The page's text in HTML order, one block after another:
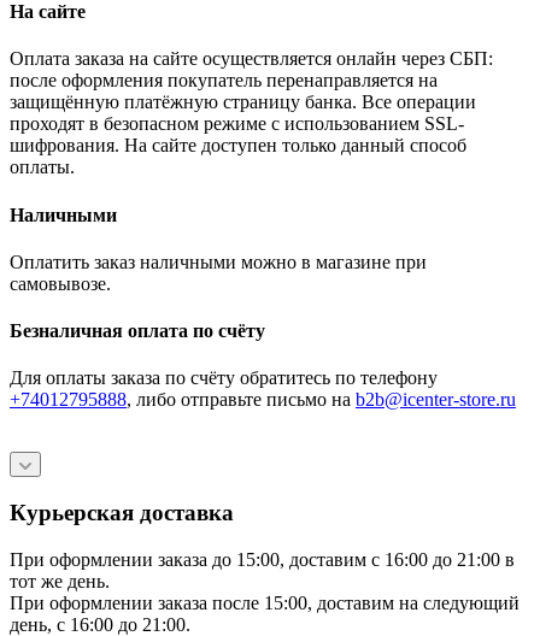
На сайте
Оплата заказа на сайте осуществляется онлайн через СБП:
после оформления покупатель перенаправляется на
защищённую платёжную страницу банка. Все операции
проходят в безопасном режиме с использованием SSL-
шифрования. На сайте доступен только данный способ
оплаты.
Наличными
Оплатить заказ наличными можно в магазине при
самовывозе.
Безналичная оплата по счёту
Для оплаты заказа по счёту обратитесь по телефону
+74012795888, либо отправьте письмо на b2b@icenter-store.ru
Курьерская доставка
При оформлении заказа до 15:00, доставим с 16:00 до 21:00 в
тот же день.
При оформлении заказа после 15:00, доставим на следующий
день, с 16:00 до 21:00.